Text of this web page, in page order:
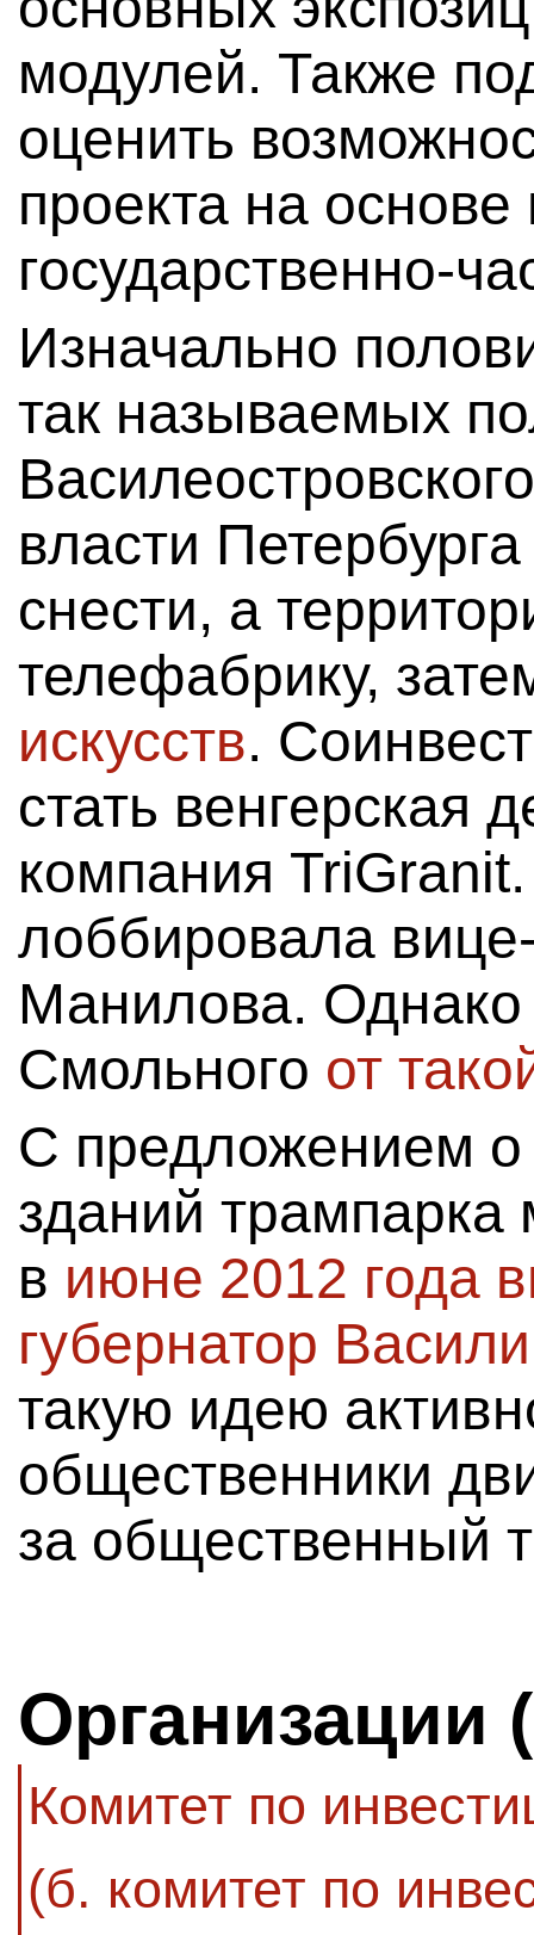
модулей. Также
оценить
проекта на
государственно-
Изначально
так называемых
власти
снести, а
телефабрику,
искусств.
стать венгерская
компания
лоббировала
Манилова.
Смольного от
С предложением о
зданий трампарка
в июне 2012 года
губернатор
такую идею
общественники
за общественный
Организации
Комитет по
(б. комитет по